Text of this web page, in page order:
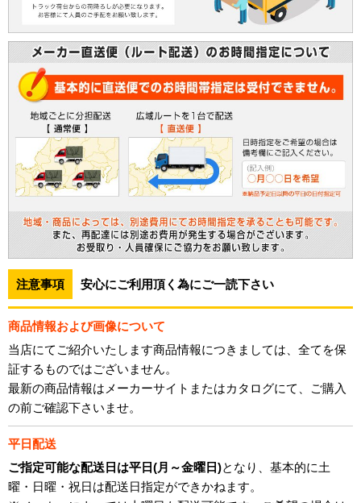
注意事項 安心にご利用頂く為にご一読下さい
商品情報および画像について
当店にてご紹介いたします商品情報につきましては、全てを保
証するものではございません。
最新の商品情報はメーカーサイトまたはカタログにて、ご購入
の前ご確認下さいませ。
平日配送
ご指定可能な配送日は平日(月～金曜日)となり、基本的に土
曜・日曜・祝日は配送日指定ができかねます。